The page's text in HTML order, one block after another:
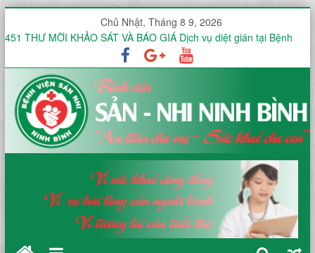
Chủ Nhật, Tháng 8 9, 2026
451 THƯ MỜI KHẢO SÁT VÀ BÁO GIÁ Dịch vụ diệt gián tại Bệnh
viện Sản -Nhi tỉnh Ninh Bình trong 12 tháng
Thư mời báo giá V/v mua sắm, lắp đặt hệ thống mạng không dây
(WiFi) nội bộ trong toàn viện phục vụ triển khai hồ sơ bệnh án điện
tử (EMR)
Công văn V/v báo giá Thuê dịch vụ chứng thực chữ ký số
KHOA ĐIỀU TRỊ YÊU CẦU HƯỞNG ỨNG TUẦN LỄ THẾ GIỚI NUÔI
CON BẰNG SỮA MẸ NĂM 2026
KHOA SẢN THƯỜNG HƯỞNG ỨNG TUẦN LỄ THẾ GIỚI NUÔI CON
BẰNG SỮA MẸ NĂM 2026